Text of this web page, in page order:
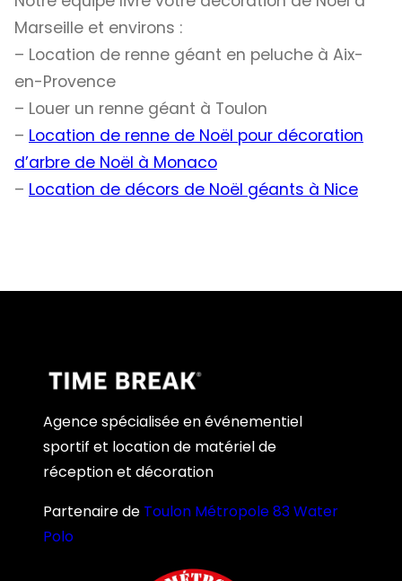
Marseille et environs :
– Location de renne géant en peluche à Aix-
en-Provence
– Louer un renne géant à Toulon
– Location de renne de Noël pour décoration
d’arbre de Noël à Monaco
– Location de décors de Noël géants à Nice
Agence spécialisée en événementiel
sportif et location de matériel de
réception et décoration
Partenaire de Toulon Métropole 83 Water
Polo